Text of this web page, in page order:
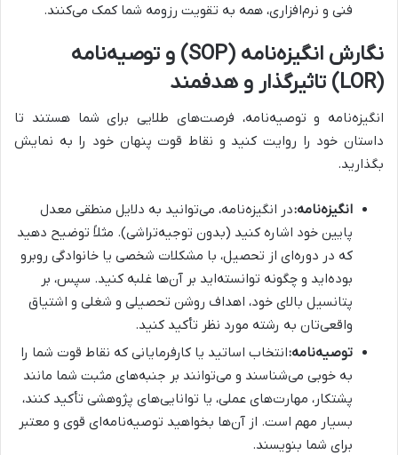
فنی و نرم‌افزاری، همه به تقویت رزومه شما کمک می‌کنند.
نگارش انگیزه‌نامه (SOP) و توصیه‌نامه
(LOR) تاثیرگذار و هدفمند
انگیزه‌نامه و توصیه‌نامه، فرصت‌های طلایی برای شما هستند تا
داستان خود را روایت کنید و نقاط قوت پنهان خود را به نمایش
بگذارید.
انگیزه‌نامه:در انگیزه‌نامه، می‌توانید به دلایل منطقی معدل
پایین خود اشاره کنید (بدون توجیه‌تراشی). مثلاً توضیح دهید
که در دوره‌ای از تحصیل، با مشکلات شخصی یا خانوادگی روبرو
بوده‌اید و چگونه توانسته‌اید بر آن‌ها غلبه کنید. سپس، بر
پتانسیل بالای خود، اهداف روشن تحصیلی و شغلی و اشتیاق
واقعی‌تان به رشته مورد نظر تأکید کنید.
توصیه‌نامه:انتخاب اساتید یا کارفرمایانی که نقاط قوت شما را
به خوبی می‌شناسند و می‌توانند بر جنبه‌های مثبت شما مانند
پشتکار، مهارت‌های عملی، یا توانایی‌های پژوهشی تأکید کنند،
بسیار مهم است. از آن‌ها بخواهید توصیه‌نامه‌ای قوی و معتبر
برای شما بنویسند.